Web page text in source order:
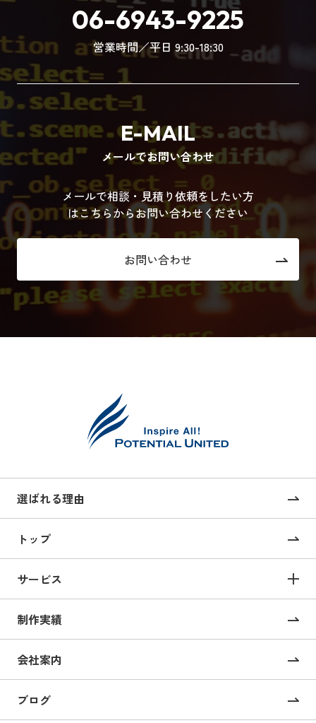
06-6943-9225
営業時間／平日 9:30-18:30
E-MAIL
メールでお問い合わせ
メールで相談・見積り依頼をしたい方
はこちらからお問い合わせください
お問い合わせ
選ばれる理由
トップ
サービス
サービス TOP
サイト構築
コーポレートサイト制作
採用サイト制作
CMS構築・導入
制作実績
会社案内
ブログ